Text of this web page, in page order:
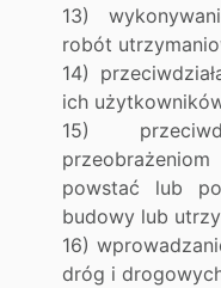
13)
robót
14)
ich
15)
powstać lub
budowy lub
16)
dróg i